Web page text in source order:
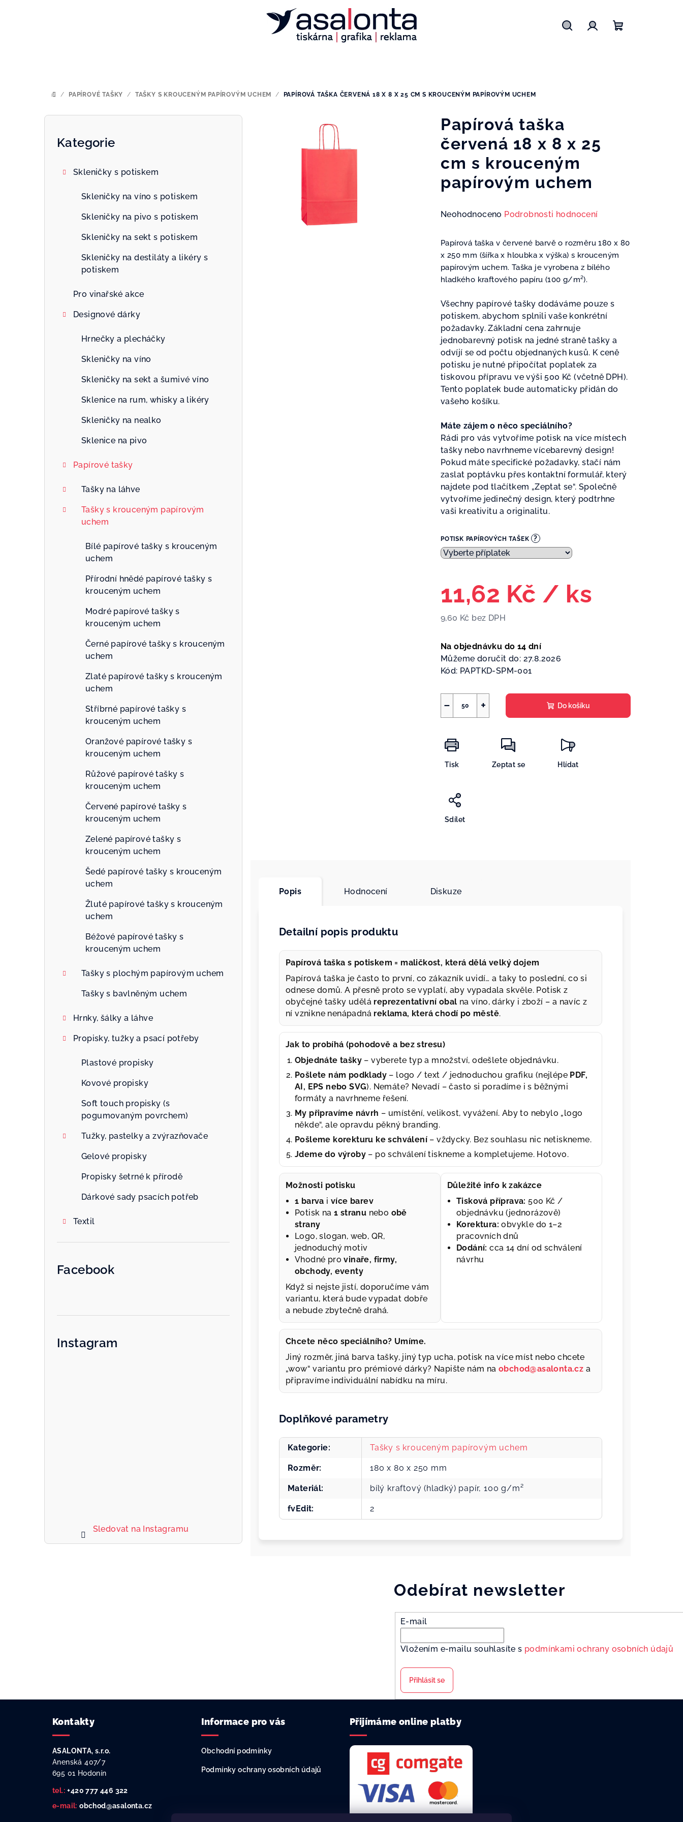
DOMŮ
/ PAPÍROVÉ TAŠKY / TAŠKY S KROUCENÝM PAPÍROVÝM UCHEM / PAPÍROVÁ TAŠKA ČERVENÁ 18 X 8 X 25 CM S KROUCENÝM PAPÍROVÝM UCHEM
P
Přeskočit
Kategorie
Skleničky s potiskem
Skleničky na víno s potiskem
Skleničky na pivo s potiskem
Skleničky na sekt s potiskem
Skleničky na destiláty a likéry s
potiskem
Pro vinařské akce
Designové dárky
Hrnečky a plecháčky
Skleničky na víno
Skleničky na sekt a šumivé víno
Sklenice na rum, whisky a likéry
Skleničky na nealko
Sklenice na pivo
Papírové tašky
Tašky na láhve
Tašky s krouceným papírovým
uchem
Bílé papírové tašky s krouceným
uchem
Přírodní hnědé papírové tašky s
krouceným uchem
Modré papírové tašky s
krouceným uchem
Černé papírové tašky s krouceným
uchem
Zlaté papírové tašky s krouceným
uchem
Stříbrné papírové tašky s
krouceným uchem
Oranžové papírové tašky s
krouceným uchem
Růžové papírové tašky s
krouceným uchem
Červené papírové tašky s
krouceným uchem
Zelené papírové tašky s
krouceným uchem
Šedé papírové tašky s krouceným
uchem
Žluté papírové tašky s krouceným
uchem
Béžové papírové tašky s
krouceným uchem
Tašky s plochým papírovým uchem
Tašky s bavlněným uchem
Hrnky, šálky a láhve
Propisky, tužky a psací potřeby
Plastové propisky
Kovové propisky
Soft touch propisky (s
pogumovaným povrchem)
Tužky, pastelky a zvýrazňovače
Gelové propisky
Propisky šetrné k přírodě
Dárkové sady psacích potřeb
Textil
Facebook
Instagram
Sledovat na Instagramu
Papírová taška
červená 18 x 8 x 25
cm s krouceným
papírovým uchem
Průměrné
produktu
z
hvězdiček.
Neohodnoceno Podrobnosti hodnocení
Papírová taška v červené barvě o rozměru 180 x 80
x 250 mm (šířka x hloubka x výška) s krouceným
papírovým uchem. Taška je vyrobena z bílého
hladkého kraftového papíru (100 g/m²).
Všechny papírové tašky dodáváme pouze s
potiskem, abychom splnili vaše konkrétní
požadavky. Základní cena zahrnuje
jednobarevný potisk na jedné straně tašky a
odvíjí se od počtu objednaných kusů. K ceně
potisku je nutné připočítat poplatek za
tiskovou přípravu ve výši 500 Kč (včetně DPH).
Tento poplatek bude automaticky přidán do
vašeho košíku.
Máte zájem o něco speciálního?
Rádi pro vás vytvoříme potisk na více místech
tašky nebo navrhneme vícebarevný design!
Pokud máte specifické požadavky, stačí nám
zaslat poptávku přes kontaktní formulář, který
najdete pod tlačítkem „Zeptat se“. Společně
vytvoříme jedinečný design, který podtrhne
vaši kreativitu a originalitu.
POTISK PAPÍROVÝCH TAŠEK ?
11,62 Kč / ks
9,60 Kč bez DPH
cena:
Na objednávku do 14 dní
Můžeme doručit do: 27.8.2026
Kód: PAPTKD-SPM-001
+
− Do košíku
Tisk Zeptat se Hlídat
Sdílet
Popis Hodnocení Diskuze
Detailní popis produktu
Papírová taška s potiskem = maličkost, která dělá velký dojem
Papírová taška je často to první, co zákazník uvidí… a taky to poslední, co si
odnese domů. A přesně proto se vyplatí, aby vypadala skvěle. Potisk z
obyčejné tašky udělá reprezentativní obal na víno, dárky i zboží – a navíc z
ní vznikne nenápadná reklama, která chodí po městě.
Jak to probíhá (pohodově a bez stresu)
Objednáte tašky – vyberete typ a množství, odešlete objednávku.
Pošlete nám podklady – logo / text / jednoduchou grafiku (nejlépe PDF,
AI, EPS nebo SVG). Nemáte? Nevadí – často si poradíme i s běžnými
formáty a navrhneme řešení.
My připravíme návrh – umístění, velikost, vyvážení. Aby to nebylo „logo
někde“, ale opravdu pěkný branding.
Pošleme korekturu ke schválení – vždycky. Bez souhlasu nic netiskneme.
Jdeme do výroby – po schválení tiskneme a kompletujeme. Hotovo.
Možnosti potisku
1 barva ivíce barev
Potisk na 1 stranu nebo obě
strany
Logo, slogan, web, QR,
jednoduchý motiv
Vhodné provinaře, firmy,
obchody, eventy
Když si nejste jistí, doporučíme vám
variantu, která bude vypadat dobře
a nebude zbytečně drahá.
Důležité info k zakázce
Tisková příprava: 500 Kč /
objednávku (jednorázově)
Korektura: obvykle do 1–2
pracovních dnů
Dodání: cca 14 dní od schválení
návrhu
Chcete něco speciálního? Umíme.
Jiný rozměr, jiná barva tašky, jiný typ ucha, potisk na více míst nebo chcete
„wow“ variantu pro prémiové dárky? Napište nám na obchod@asalonta.cz a
připravíme individuální nabídku na míru.
Doplňkové parametry
Kategorie: Tašky s krouceným papírovým uchem
Rozměr: 180 x 80 x 250 mm
Materiál: bílý kraftový (hladký) papír, 100 g/m²
fvEdit: 2
Odebírat newsletter
E-mail
Vložením e-mailu souhlasíte s podmínkami ochrany osobních údajů
Přihlásit se
Kontakty
ASALONTA, s.r.o.
Anenská 407/7
695 01 Hodonín
tel.: +420 777 446 322
e-mail: obchod@asalonta.cz
Informace pro vás
Obchodní podmínky
Podmínky ochrany osobních údajů
Přijímáme online platby